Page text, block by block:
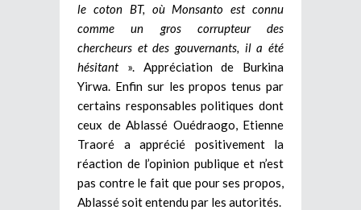
le coton BT, où Monsanto est connu
comme un gros corrupteur des
chercheurs et des gouvernants, il a été
hésitant ». Appréciation de Burkina
Yirwa. Enfin sur les propos tenus par
certains responsables politiques dont
ceux de Ablassé Ouédraogo, Etienne
Traoré a apprécié positivement la
réaction de l’opinion publique et n’est
pas contre le fait que pour ses propos,
Ablassé soit entendu par les autorités.